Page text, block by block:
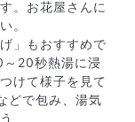
。お花屋さんに
。
」もおすすめで
20秒熱湯に浸
けて様子を見て
どで包み、湯気